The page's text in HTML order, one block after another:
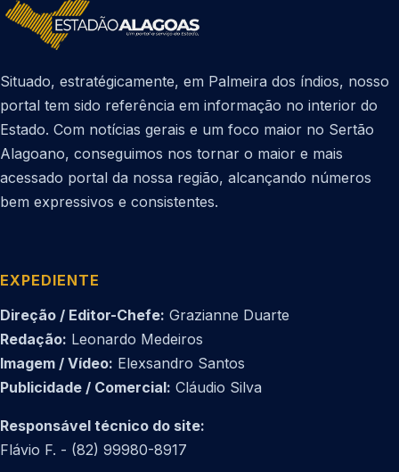
Situado, estratégicamente, em Palmeira dos índios, nosso
portal tem sido referência em informação no interior do
Estado. Com notícias gerais e um foco maior no Sertão
Alagoano, conseguimos nos tornar o maior e mais
acessado portal da nossa região, alcançando números
bem expressivos e consistentes.
EXPEDIENTE
Direção / Editor-Chefe: Grazianne Duarte
Redação: Leonardo Medeiros
Imagem / Vídeo: Elexsandro Santos
Publicidade / Comercial: Cláudio Silva
Responsável técnico do site:
Flávio F. - (82) 99980-8917